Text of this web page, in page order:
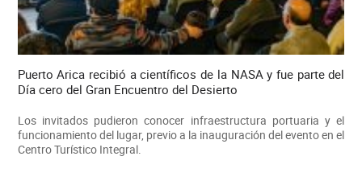
Puerto Arica recibió a científicos de la NASA y fue parte del
Día cero del Gran Encuentro del Desierto
Los invitados pudieron conocer infraestructura portuaria y el
funcionamiento del lugar, previo a la inauguración del evento en el
Centro Turístico Integral.